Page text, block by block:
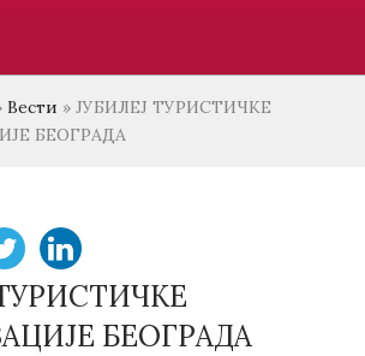
Вести » ЈУБИЛЕЈ ТУРИСТИЧКЕ
БЕОГРАДА
БЕОГРАДА